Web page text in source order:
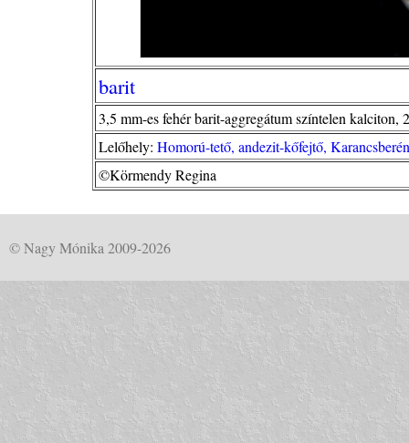
barit
3,5 mm-es fehér barit-aggregátum színtelen kalciton,
Lelőhely: Homorú-tető, andezit-kőfejtő,
©Körmendy Regina
© Nagy Mónika 2009-2026